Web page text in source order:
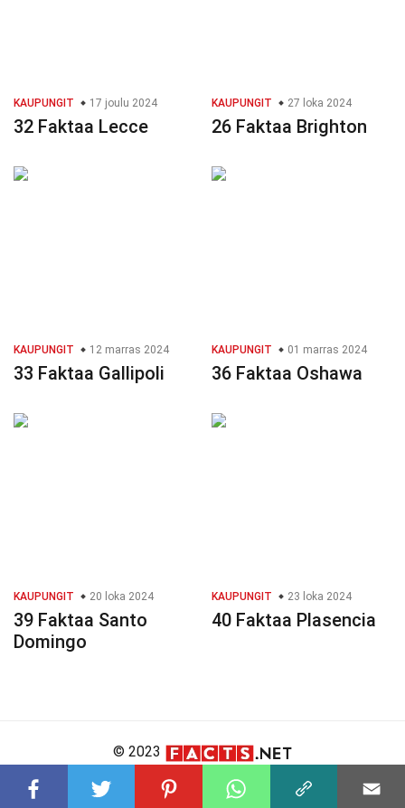
KAUPUNGIT 17 joulu 2024
32 Faktaa Lecce
KAUPUNGIT 27 loka 2024
26 Faktaa Brighton
KAUPUNGIT 12 marras 2024
33 Faktaa Gallipoli
KAUPUNGIT 01 marras 2024
36 Faktaa Oshawa
KAUPUNGIT 20 loka 2024
39 Faktaa Santo
Domingo
KAUPUNGIT 23 loka 2024
40 Faktaa Plasencia
© 2023